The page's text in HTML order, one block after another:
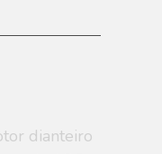
dianteiro